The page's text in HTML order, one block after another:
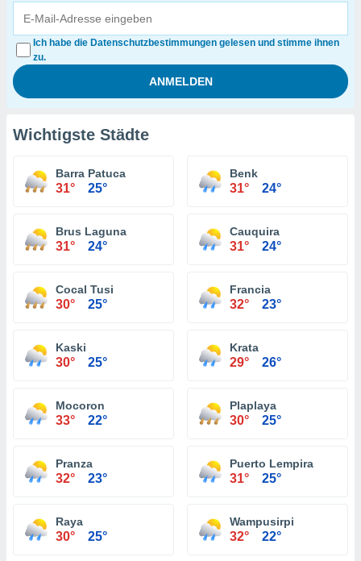
Ich habe die Datenschutzbestimmungen gelesen und stimme ihnen
zu.
Wichtigste Städte
Barra Patuca
31° 25°
Benk
31° 24°
Brus Laguna
31° 24°
Cauquira
31° 24°
Cocal Tusi
30° 25°
Francia
32° 23°
Kaski
30° 25°
Krata
29° 26°
Mocoron
33° 22°
Plaplaya
30° 25°
Pranza
32° 23°
Puerto Lempira
31° 25°
Raya
30° 25°
Wampusirpi
32° 22°